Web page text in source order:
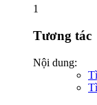
1
Tương tác
Nội dung: